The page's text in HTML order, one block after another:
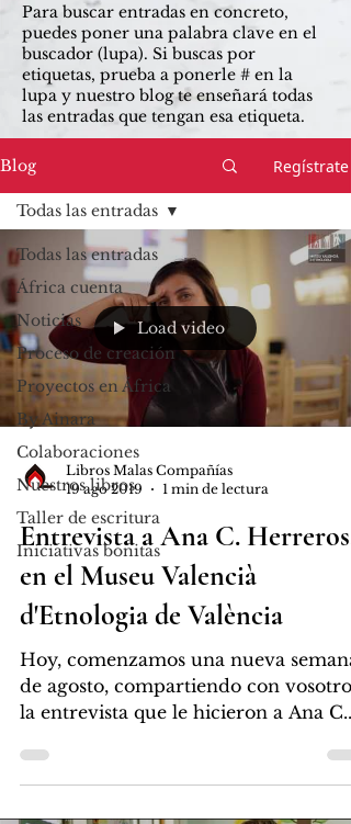
Para buscar entradas ​en concreto,
puedes poner una palabra clave en el
buscador (lupa). Si buscas por
etiquetas, prueba a ponerle # en la
lupa y nuestro blog te enseñará todas
las entradas que tengan esa etiqueta.
Blog Regístrate
Todas las entradas
África cuenta
Noticias
Proceso de creación
Proyectos en África
By Ainara
Colaboraciones
Nuestros libros
Taller de escritura
Iniciativas bonitas
Todas las entradas
Load video
Libros Malas Compañías
19 ago 2019
1 min de lectura
Entrevista a Ana C. Herreros,
en el Museu Valencià
d'Etnologia de València
Hoy, comenzamos una nueva semana
de agosto, compartiendo con vosotros
la entrevista que le hicieron a Ana C.